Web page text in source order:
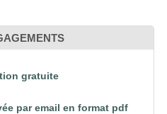
gratuite
par email en format pdf